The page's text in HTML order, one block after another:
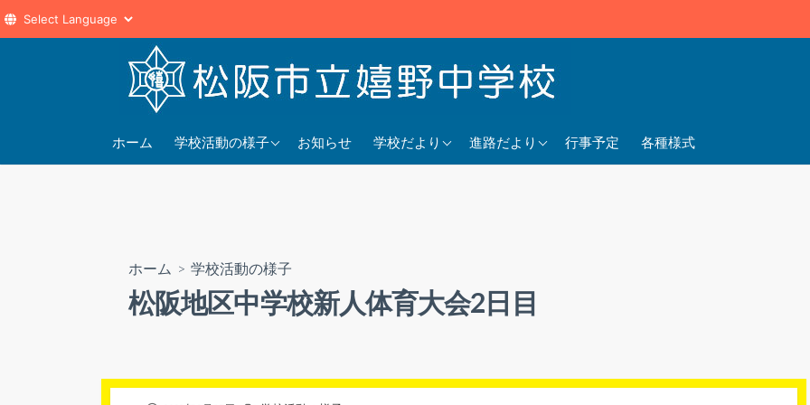
へ
ホーム 学校活動の様子
2025年度
お知らせ 学校だより
2025年度
進路だより
2025年度
行事予定 各種様式
ホーム > 学校活動の様子
松阪地区中学校新人体育大会2日目